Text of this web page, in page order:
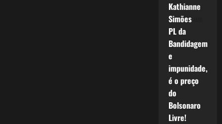
Kathianne
Simõesem
PL da
Bandidagem
e
impunidade,
é o preço
do
Bolsonaro
Livre!